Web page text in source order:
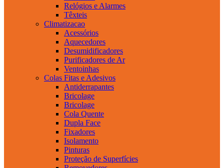
Relógios e Alarmes
Têxteis
Climatizacao
Acessórios
Aquecedores
Desumidificadores
Purificadores de Ar
Ventoinhas
Colas Fitas e Adesivos
Antiderrapantes
Bricolage
Bricolage
Cola Quente
Dupla Face
Fixadores
Isolamento
Pinturas
Proteção de Superfícies